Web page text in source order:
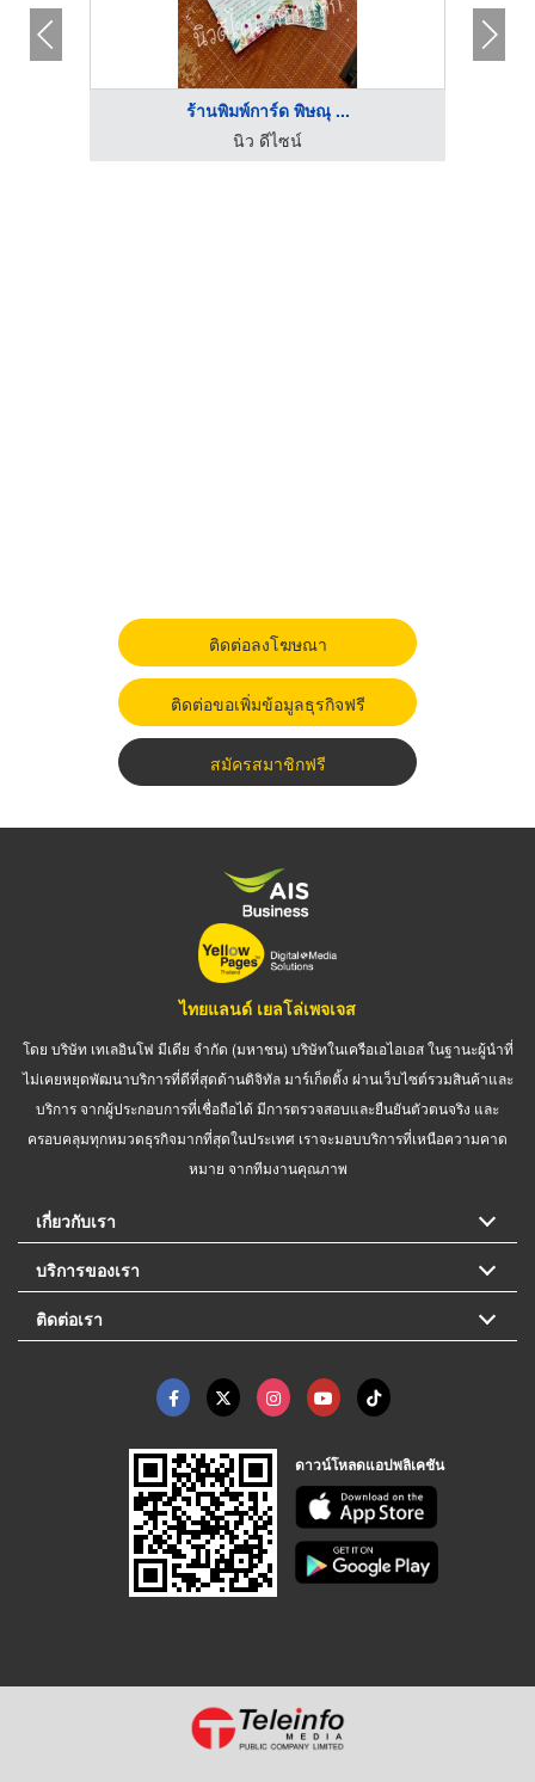
ร้านพิมพ์การ์ด พิษณุ ...
นิว ดีไซน์
ติดต่อลงโฆษณา
ติดต่อขอเพิ่มข้อมูลธุรกิจฟรี
สมัครสมาชิกฟรี
ไทยแลนด์ เยลโล่เพจเจส
โดย บริษัท เทเลอินโฟ มีเดีย จำกัด (มหาชน) บริษัทในเครือเอไอเอส ในฐานะผู้นำที่
ไม่เคยหยุดพัฒนาบริการที่ดีที่สุดด้านดิจิทัล มาร์เก็ตติ้ง ผ่านเว็บไซต์รวมสินค้าและ
บริการ จากผู้ประกอบการที่เชื่อถือได้ มีการตรวจสอบและยืนยันตัวตนจริง และ
ครอบคลุมทุกหมวดธุรกิจมากที่สุดในประเทศ เราจะมอบบริการที่เหนือความคาด
หมาย จากทีมงานคุณภาพ
เกี่ยวกับเรา
บริการของเรา
ติดต่อเรา
ดาวน์โหลดแอปพลิเคชัน